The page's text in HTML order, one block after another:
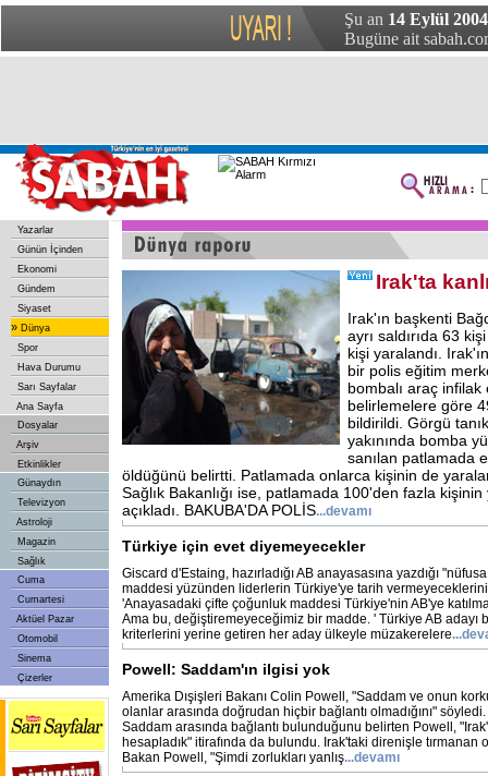
Şu an 14 Eylül 2004
Bugüne ait
Yazarlar
Günün İçinden
Ekonomi
Gündem
Siyaset
» Dünya
Spor
Hava Durumu
Sarı Sayfalar
Ana Sayfa
Dosyalar
Arşiv
Etkinlikler
Günaydın
Televizyon
Astroloji
Magazin
Sağlık
Cuma
Cumartesi
Aktüel Pazar
Otomobil
Sinema
Çizerler
Irak'ta
Irak'ın başkenti
ayrı saldırıda 63
kişi yaralandı.
bir polis eğitim
bombalı araç
belirlemelere göre
bildirildi. Görgü
yakınında bomba
sanılan patlamada
öldüğünü belirtti. Patlamada onlarca kişinin de
Sağlık Bakanlığı ise, patlamada 100'den fazla kişinin
açıkladı. BAKUBA'DA POLİS...devamı
Türkiye için evet diyemeyecekler
Giscard d'Estaing, hazırladığı AB anayasasına yazdığı "nüfusa
maddesi yüzünden liderlerin Türkiye'ye tarih
'Anayasadaki çifte çoğunluk maddesi Türkiye'nin AB'ye
Ama bu, değiştiremeyeceğimiz bir madde. ' Türkiye AB adayı
kriterlerini yerine getiren her aday ülkeyle müzakerelere
Powell: Saddam'ın ilgisi yok
Amerika Dışişleri Bakanı Colin Powell, "Saddam ve onun
olanlar arasında doğrudan hiçbir bağlantı olmadığını"
Saddam arasında bağlantı bulunduğunu belirten Powell,
hesapladık" itirafında da bulundu. Irak'taki direnişle tırmanan
Bakan Powell, "Şimdi zorlukları yanlış...devamı